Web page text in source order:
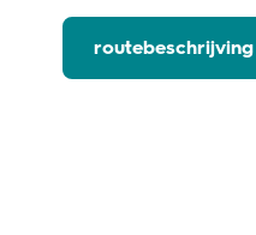
routebeschrijving